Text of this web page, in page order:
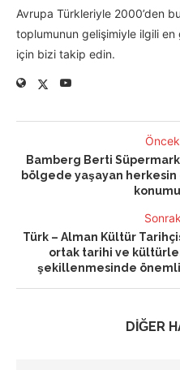
Avrupa Türkleriyle 2000’den
toplumunun gelişimiyle ilgili en
için bizi takip edin.
Bamberg Berti
bölgede yaşayan
Türk – Alman Kültür
ortak tarihi ve
şekillenmesinde
DİĞER